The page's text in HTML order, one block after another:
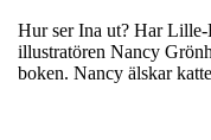
Hur ser Ina ut? Har
illustratören Nancy
boken. Nancy älskar